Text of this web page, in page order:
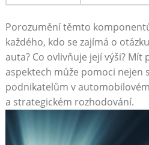
Porozumění těmto
každého, kdo se‍ zajímá ⁤o
auta? Co ovlivňuje její výši?‍ Mít
aspektech může pomoci ‍nejen
podnikatelům v
a strategickém ‍rozhodování.